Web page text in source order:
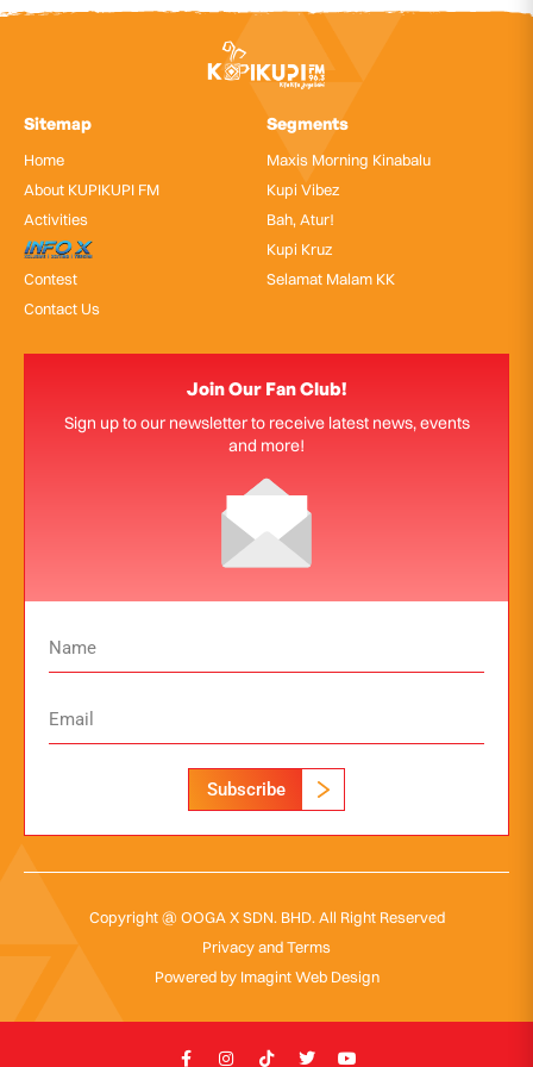
Sitemap
Home
About KUPIKUPI FM
Activities
InfoX
Contest
Contact Us
Segments
Maxis Morning Kinabalu
Kupi Vibez
Bah, Atur!
Kupi Kruz
Selamat Malam KK
Join Our Fan Club!
Sign up to our newsletter to receive latest news, events
and more!
Subscribe
Copyright @ OOGA X SDN. BHD. All Right Reserved
Privacy and Terms
Powered by Imagint Web Design